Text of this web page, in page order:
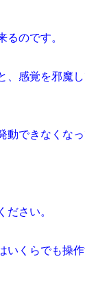
るのです。
、感覚を邪魔
動できなくな
ださい。
いくらでも操